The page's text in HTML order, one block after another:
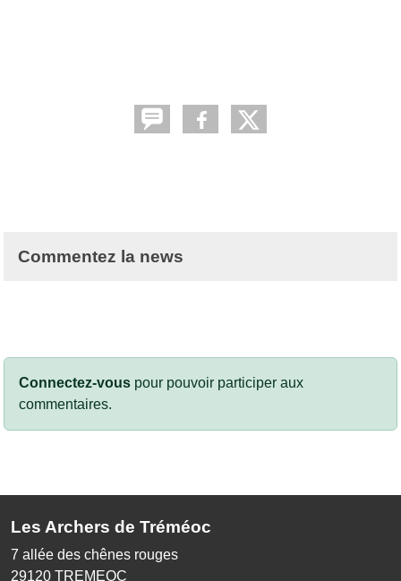
Commentez la news
Connectez-vous pour pouvoir participer aux
commentaires.
Les Archers de Tréméoc
7 allée des chênes rouges
29120 TREMEOC